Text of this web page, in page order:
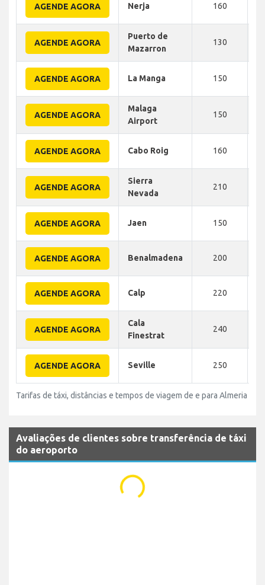
AGENDE AGORA Nerja 160
AGENDE AGORA
Puerto de
Mazarron
130
AGENDE AGORA La Manga 150
AGENDE AGORA
Malaga
Airport
150
AGENDE AGORA Cabo Roig 160
AGENDE AGORA
Sierra
Nevada
210
AGENDE AGORA Jaen 150
AGENDE AGORA Benalmadena 200
AGENDE AGORA Calp 220
AGENDE AGORA
Cala
Finestrat
240
AGENDE AGORA Seville 250
Tarifas de táxi, distâncias e tempos de viagem de e para Almeria
Avaliações de clientes sobre transferência de táxi
do aeroporto
...